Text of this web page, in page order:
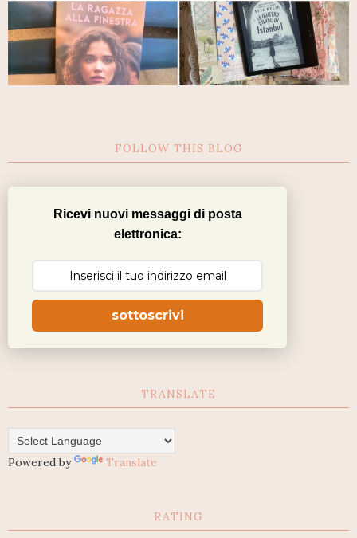
FOLLOW THIS BLOG
Ricevi nuovi messaggi di posta
elettronica:
sottoscrivi
TRANSLATE
Powered by Translate
RATING